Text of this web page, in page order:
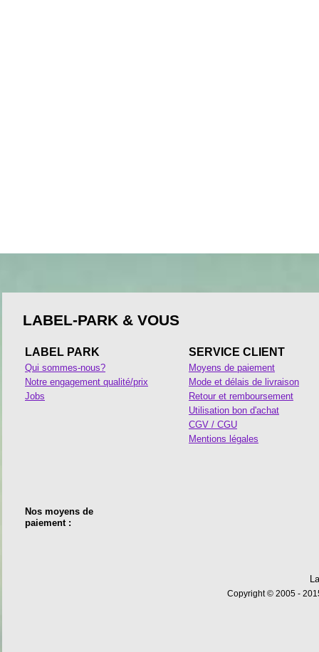
LABEL-PARK & VOUS
LABEL PARK
Qui sommes-nous?
Notre engagement qualité/prix
Jobs
SERVICE CLIENT
Moyens de paiement
Mode et délais de livraison
Retour et remboursement
Utilisation bon d'achat
CGV / CGU
Mentions légales
Nos moyens de
paiement :
Copyright © 2005 -